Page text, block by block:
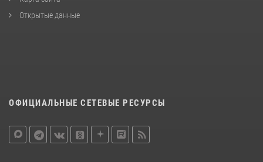
Открытые данные
ОФИЦИАЛЬНЫЕ СЕТЕВЫЕ РЕСУРСЫ